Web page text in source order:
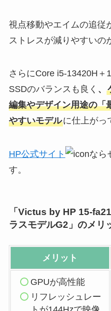
視点移動やエイムの追従
ストレスが減りやすいの
さらにCore i5-13420H＋
SSDのバランスも良く 、
編集やデザイン用途の「
やすいモデルに仕上がっ
HP公式サイト
なら
す。
「Victus by HP 15-
ラスモデルG2」のメリ
メリット
GPUが高性能
リフレッシュレー